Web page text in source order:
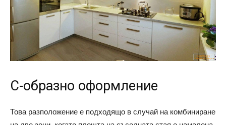
C-образно оформление
Това разположение е подходящо в случай на комбиниране